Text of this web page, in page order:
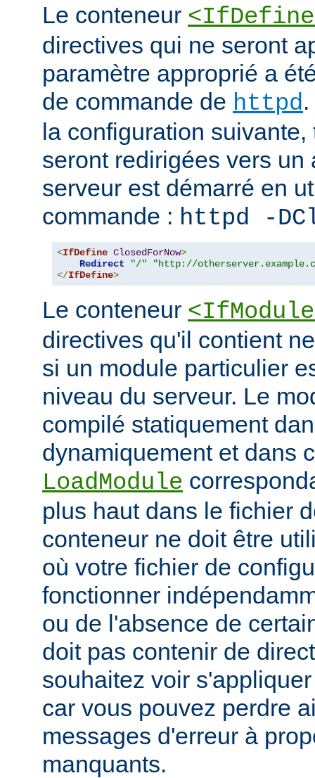
Le conteneur
directives qui ne seront
paramètre approprié a
de commande de httpd
la configuration
seront redirigées vers un
serveur est démarré en
commande : httpd -
<IfDefine ClosedForNow>
Redirect
"/"
"http://
</IfDefine>
Le conteneur
directives qu'il contient
si un module particulier
niveau du serveur. Le
compilé statiquement
dynamiquement et dans
LoadModule
plus haut dans le fichier
conteneur ne doit être
où votre fichier de
fonctionner
ou de l'absence de
doit pas contenir de
souhaitez voir
car vous pouvez perdre
messages d'erreur à
manquants.